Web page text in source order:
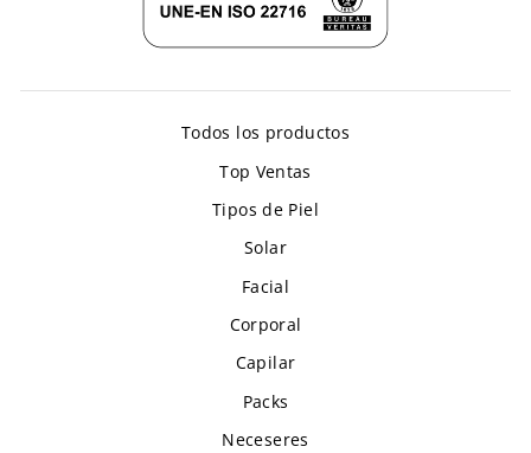
Todos los productos
Top Ventas
Tipos de Piel
Solar
Facial
Corporal
Capilar
Packs
Neceseres